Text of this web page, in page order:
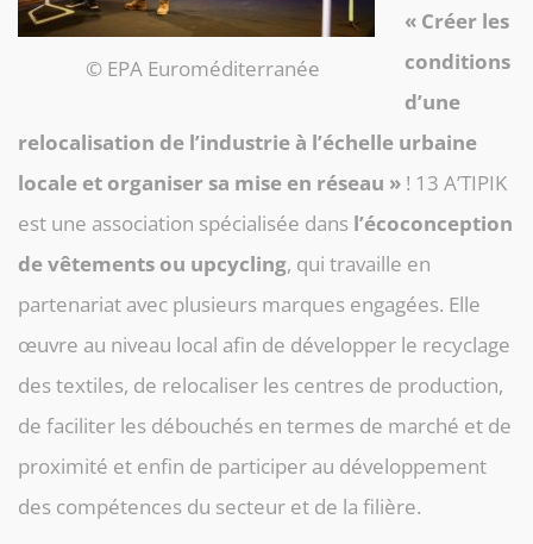
© EPA Euroméditerranée
« Créer les
conditions
d’une
relocalisation de l’industrie à l’échelle urbaine
locale et organiser sa mise en réseau » ! 13 A’TIPIK
est une association spécialisée dans l’écoconception
de vêtements ou upcycling, qui travaille en
partenariat avec plusieurs marques engagées. Elle
œuvre au niveau local afin de développer le recyclage
des textiles, de relocaliser les centres de production,
de faciliter les débouchés en termes de marché et de
proximité et enfin de participer au développement
des compétences du secteur et de la filière.